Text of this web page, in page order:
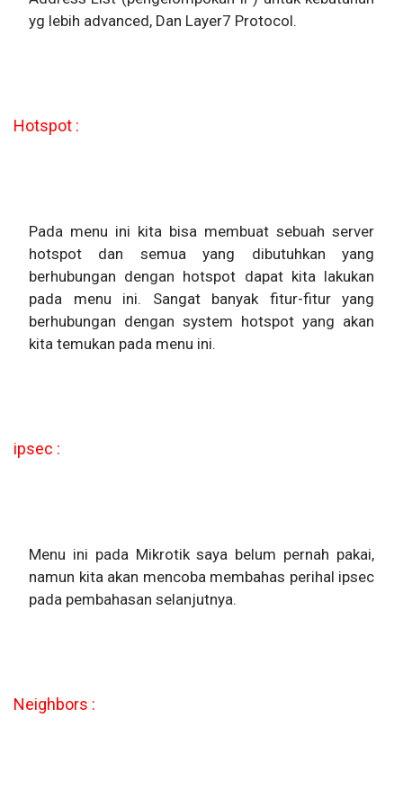
yg lebih advanced, Dan Layer7 Protocol.
Hotspot :
Pada menu ini kita bisa membuat sebuah server
hotspot dan semua yang dibutuhkan yang
berhubungan dengan hotspot dapat kita lakukan
pada menu ini. Sangat banyak fitur-fitur yang
berhubungan dengan system hotspot yang akan
kita temukan pada menu ini.
ipsec :
Menu ini pada Mikrotik saya belum pernah pakai,
namun kita akan mencoba membahas perihal ipsec
pada pembahasan selanjutnya.
Neighbors :